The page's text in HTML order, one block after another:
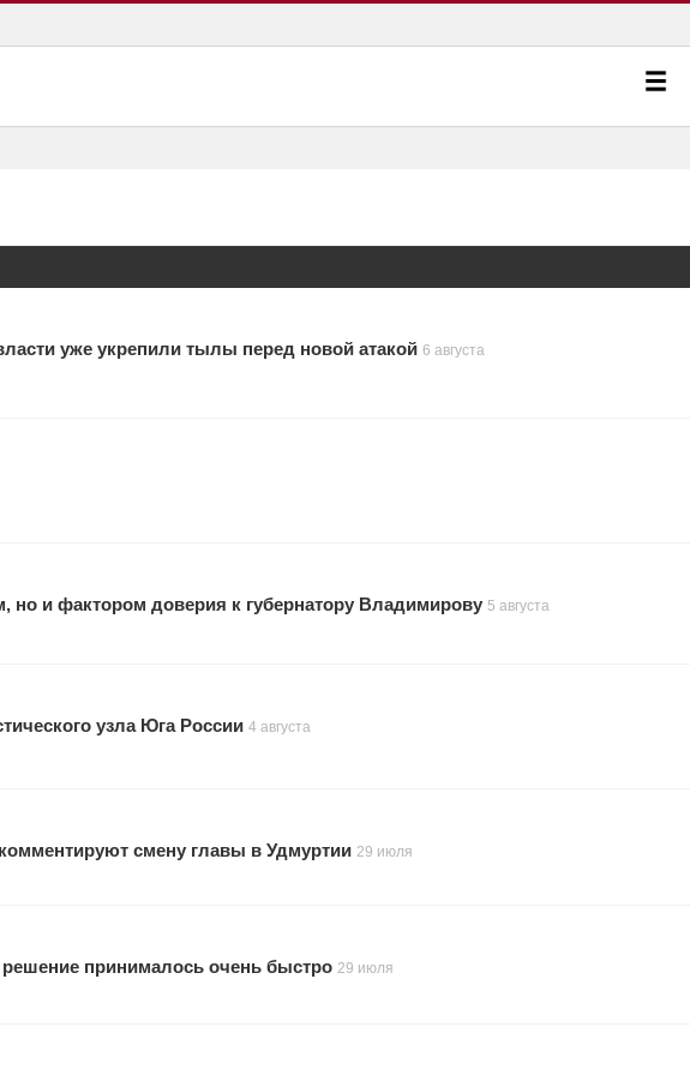
уже укрепили тылы перед новой атакой 6 августа
и фактором доверия к губернатору Владимирову 5 августа
узла Юга России 4 августа
смену главы в Удмуртии 29 июля
принималось очень быстро 29 июля